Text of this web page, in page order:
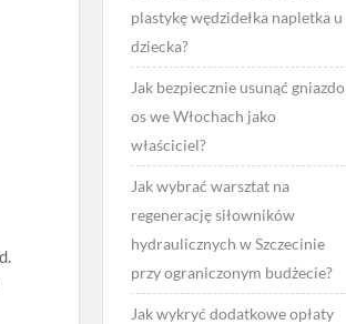
plastykę wędzidełka napletka u
dziecka?
Jak bezpiecznie usunąć gniazdo
os we Włochach jako
właściciel?
Jak wybrać warsztat na
regenerację siłowników
hydraulicznych w Szczecinie
przy ograniczonym budżecie?
Jak wykryć dodatkowe opłaty